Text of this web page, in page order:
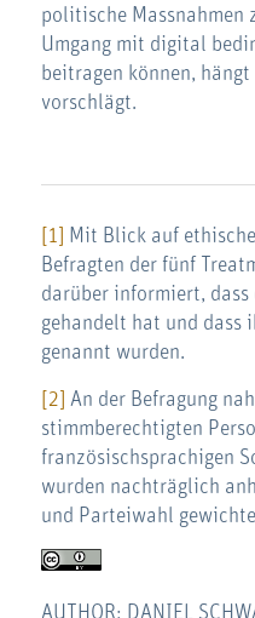
politische Massnahmen
Umgang mit digital
beitragen können,
vorschlägt.
[1]
Mit Blick auf
Befragten der fünf
darüber informiert, dass
gehandelt hat und dass
genannt wurden.
[2] An der Befragung
stimmberechtigten
französischsprachigen
wurden nachträglich
und Parteiwahl
AUTHOR: DANIEL